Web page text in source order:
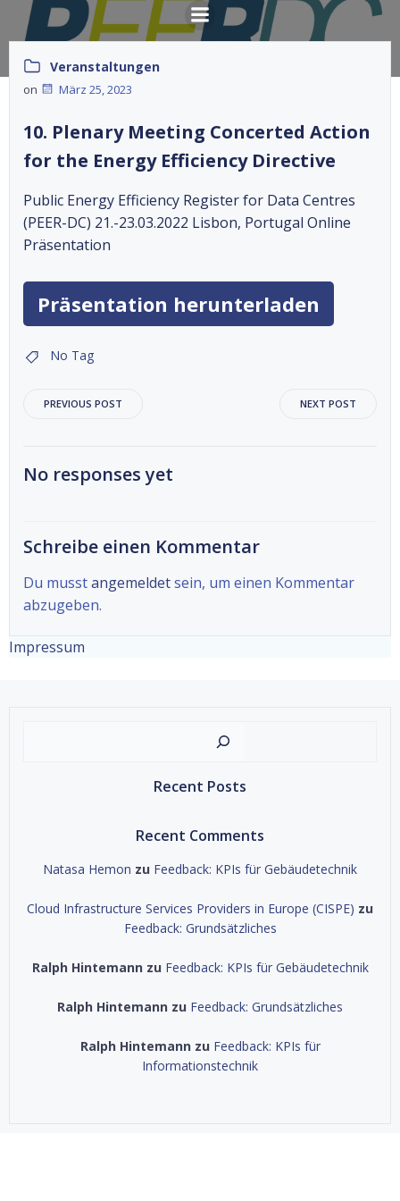
Springe
zum
Veranstaltungen
on März 25, 2023
10. Plenary Meeting Concerted Action
for the Energy Efficiency Directive
Public Energy Efficiency Register for Data Centres
(PEER-DC) 21.-23.03.2022 Lisbon, Portugal Online
Präsentation
Präsentation herunterladen
No Tag
Beitragsnavigation
PREVIOUS POST NEXT POST
No responses yet
Schreibe einen Kommentar
Du musstangemeldetsein, um einen Kommentar
abzugeben.
Impressum
Recent Posts
Recent Comments
Natasa Hemon zu Feedback: KPIs für Gebäudetechnik
Cloud Infrastructure Services Providers in Europe (CISPE) zu
Feedback: Grundsätzliches
Ralph Hintemannzu Feedback: KPIs für Gebäudetechnik
Ralph Hintemann zu Feedback: Grundsätzliches
Ralph Hintemannzu Feedback: KPIs für
Informationstechnik